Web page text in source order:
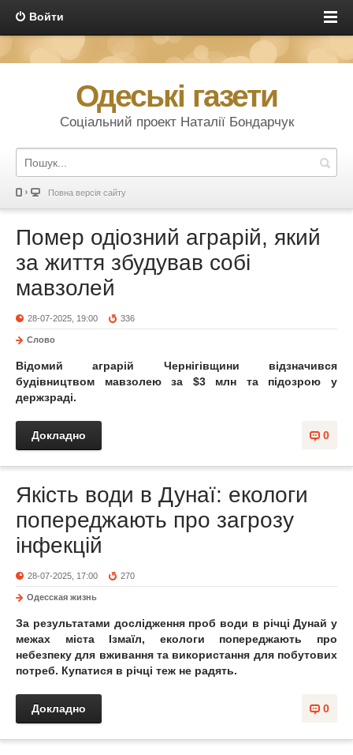
Войти
Одеські газети
Соціальний проект Наталії Бондарчук
Повна версія сайту
Помер одіозний аграрій, який
за життя збудував собі
мавзолей
28-07-2025, 19:00 336
Слово
Відомий аграрій Чернігівщини відзначився
будівництвом мавзолею за $3 млн та підозрою у
держзраді.
0
Докладно
Якість води в Дунаї: екологи
попереджають про загрозу
інфекцій
28-07-2025, 17:00 270
Одесская жизнь
За результатами дослідження проб води в річці Дунай у
межах міста Ізмаїл, екологи попереджають про
небезпеку для вживання та використання для побутових
потреб. Купатися в річці теж не радять.
0
Докладно